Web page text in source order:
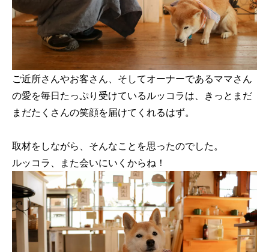
ご近所さんやお客さん、そしてオーナーであるママさん
の愛を毎日たっぷり受けているルッコラは、きっとまだ
まだたくさんの笑顔を届けてくれるはず。
取材をしながら、そんなことを思ったのでした。
ルッコラ、また会いにいくからね！